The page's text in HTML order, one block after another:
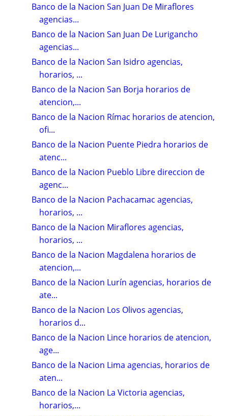
Banco de la Nacion San Juan De Miraflores
agencias...
Banco de la Nacion San Juan De Lurigancho
agencias...
Banco de la Nacion San Isidro agencias,
horarios, ...
Banco de la Nacion San Borja horarios de
atencion,...
Banco de la Nacion Rímac horarios de atencion,
ofi...
Banco de la Nacion Puente Piedra horarios de
atenc...
Banco de la Nacion Pueblo Libre direccion de
agenc...
Banco de la Nacion Pachacamac agencias,
horarios, ...
Banco de la Nacion Miraflores agencias,
horarios, ...
Banco de la Nacion Magdalena horarios de
atencion,...
Banco de la Nacion Lurín agencias, horarios de
ate...
Banco de la Nacion Los Olivos agencias,
horarios d...
Banco de la Nacion Lince horarios de atencion,
age...
Banco de la Nacion Lima agencias, horarios de
aten...
Banco de la Nacion La Victoria agencias,
horarios,...